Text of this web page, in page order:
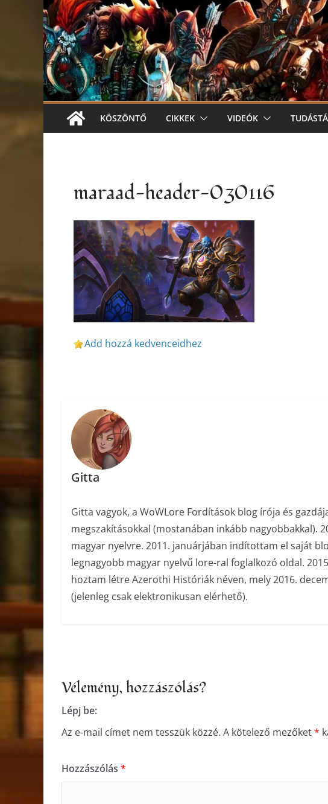
KÖSZÖNTŐ CIKKEK VIDEÓK
maraad-header-030116
Add hozzá kedvenceidhez
Gitta
Gitta vagyok, a WoWLore Fordítások blog írója és
megszakításokkal (mostanában inkább nagyobbakkal).
magyar nyelvre. 2011. januárjában indítottam el saját
legnagyobb magyar nyelvű lore-ral foglalkozó oldal.
hoztam létre Azerothi Históriák néven, mely 2016.
(jelenleg csak elektronikusan elérhető).
Vélemény, hozzászólás?
Lépj be:
Az e-mail címet nem tesszük közzé. A kötelező mezőket*
Hozzászólás *